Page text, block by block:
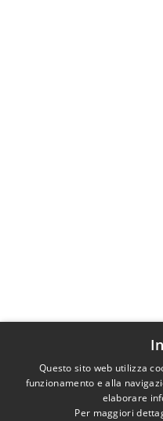
Questo sito web utilizza
funzionamento e alla
elaborare
Per maggiori